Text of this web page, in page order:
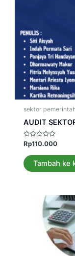
sektor
AUDIT
Dinilai
dari
5
Rp110.000
Tambah ke